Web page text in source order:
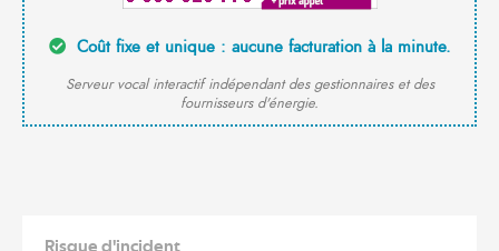
Coût fixe et unique : aucune facturation à la minute.
Serveur vocal interactif indépendant des gestionnaires et des
fournisseurs d'énergie.
Risque d'incident